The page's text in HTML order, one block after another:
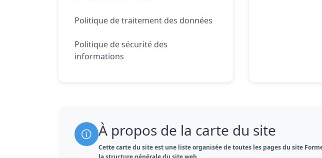
Politique de traitement des données
Politique de sécurité des
informations
À propos de la carte du site
Cette carte du site est une liste organisée de toutes les pages du site